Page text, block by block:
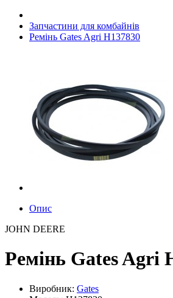
Запчастини для комбайнів
Ремінь Gates Agri H137830
Опис
JOHN DEERE
Ремінь Gates Agri
Виробник: Gates